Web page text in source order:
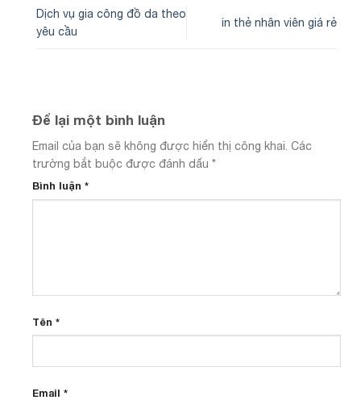
Dịch vụ gia công đồ da theo
yêu cầu
in thẻ nhân viên giá rẻ
Để lại một bình luận
Email của bạn sẽ không được hiển thị công khai. Các
trường bắt buộc được đánh dấu *
Bình luận *
Tên *
Email *